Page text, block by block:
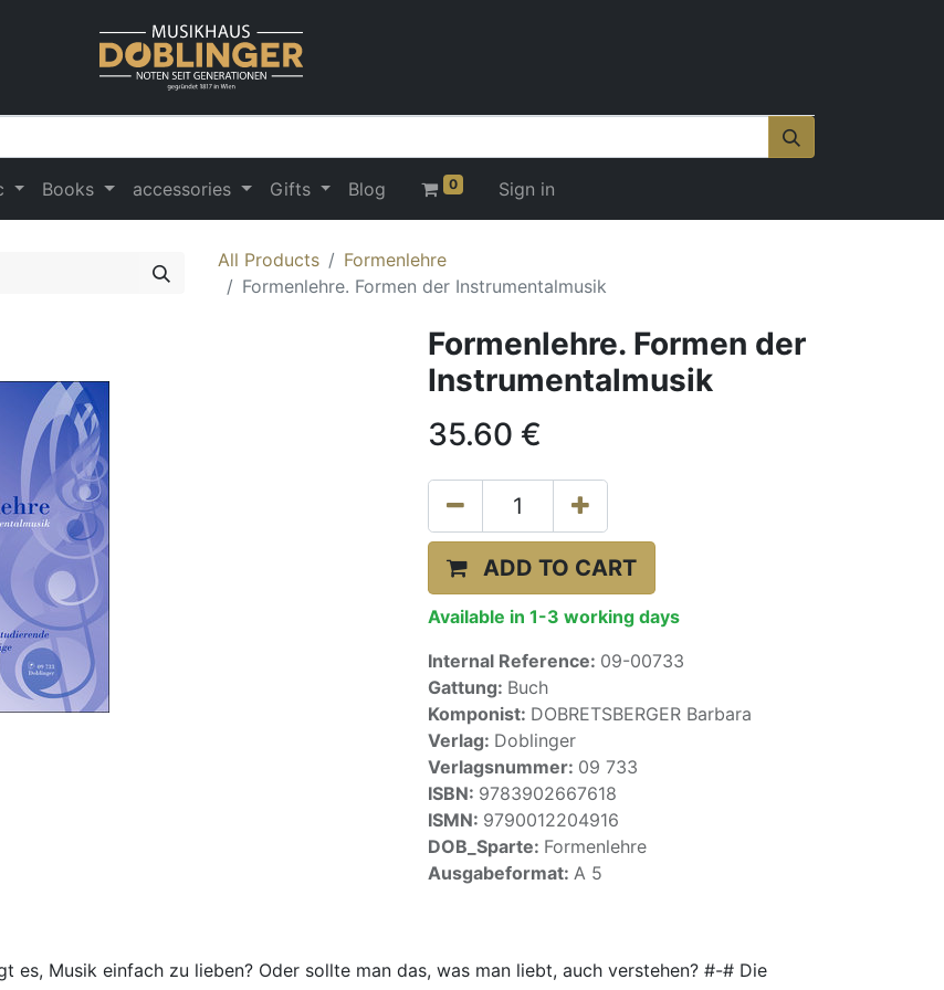
Books accessories Gifts Blog 0 Sign in
All Products
Formenlehre
Formenlehre. Formen der Instrumentalmusik
Formenlehre. Formen der
Instrumentalmusik
35.60 €
ADD TO CART
Available in 1-3 working days
Internal Reference: 09-00733
Gattung: Buch
Komponist: DOBRETSBERGER Barbara
Verlag: Doblinger
Verlagsnummer: 09 733
ISBN: 9783902667618
ISMN: 9790012204916
DOB_Sparte: Formenlehre
Ausgabeformat: A 5
es, Musik einfach zu lieben? Oder sollte man das, was man liebt, auch verstehen? #-# Die